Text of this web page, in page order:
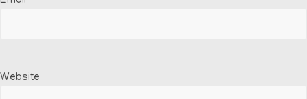
Website